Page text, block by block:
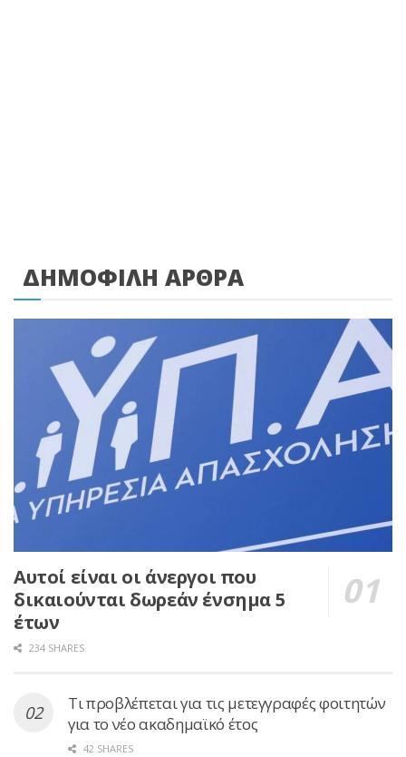
ΔΗΜΟΦΙΛΗ ΑΡΘΡΑ
Αυτοί είναι οι άνεργοι που
δικαιούνται δωρεάν ένσημα 5
έτων
234 SHARES
Τι προβλέπεται για τις μετεγγραφές φοιτητών
για το νέο ακαδημαϊκό έτος
42 SHARES